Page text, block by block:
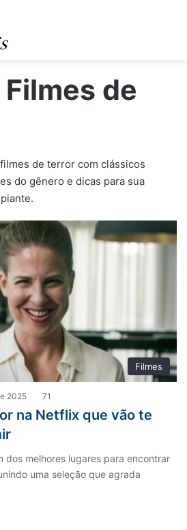
de
de terror com clássicos
do gênero e dicas para sua
Filmes
2025 71
na Netflix que vão te
dos melhores lugares para encontrar
uma seleção que agrada